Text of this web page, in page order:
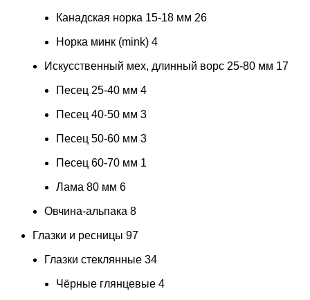
Канадская норка 15-18 мм 26
Норка минк (mink) 4
Искусственный мех, длинный ворс 25-80 мм 17
Песец 25-40 мм 4
Песец 40-50 мм 3
Песец 50-60 мм 3
Песец 60-70 мм 1
Лама 80 мм 6
Овчина-альпака 8
Глазки и ресницы 97
Глазки стеклянные 34
Чёрные глянцевые 4